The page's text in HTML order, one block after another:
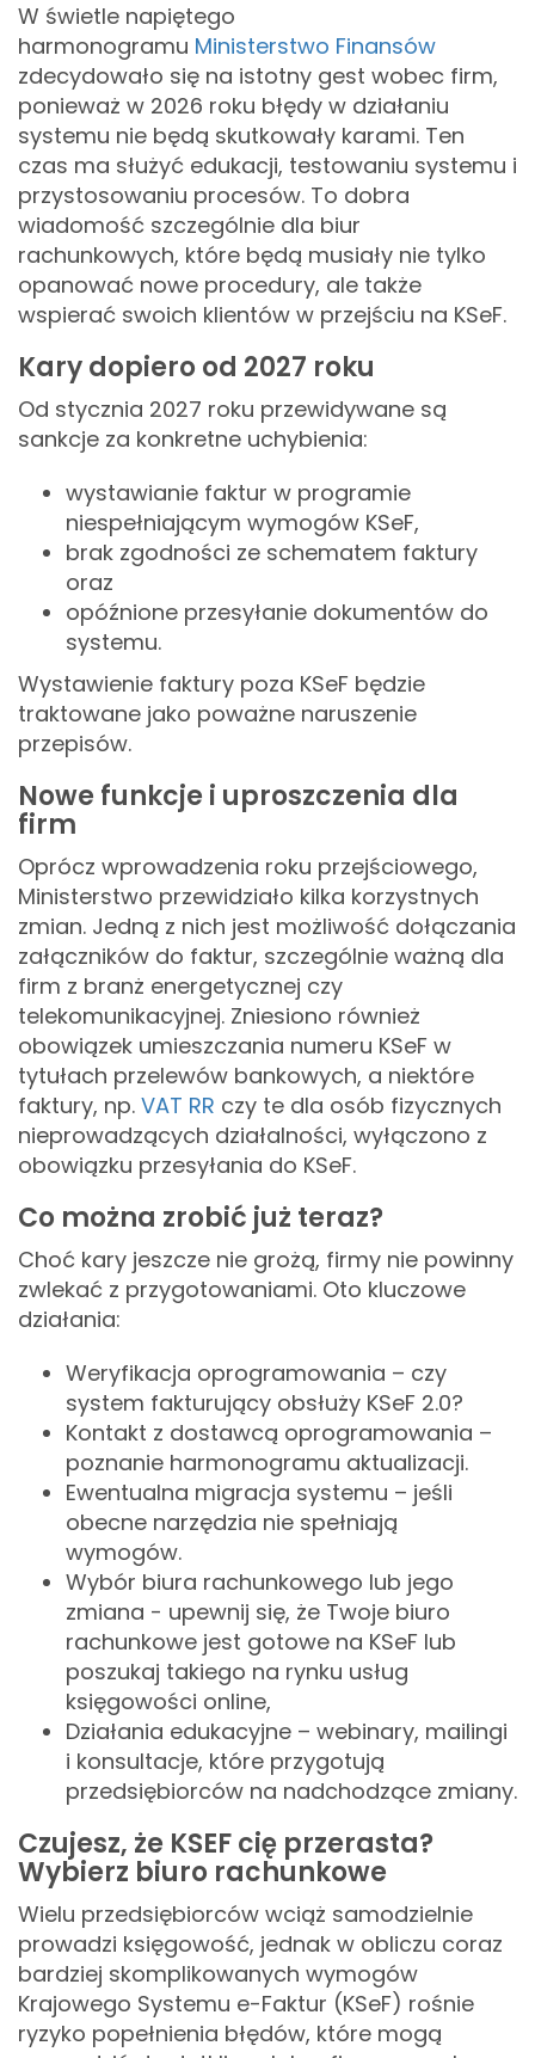
W świetle napiętego
harmonogramu Ministerstwo Finansów
zdecydowało się na istotny gest wobec firm,
ponieważ w 2026 roku błędy w działaniu
systemu nie będą skutkowały karami. Ten
czas ma służyć edukacji, testowaniu systemu i
przystosowaniu procesów. To dobra
wiadomość szczególnie dla biur
rachunkowych, które będą musiały nie tylko
opanować nowe procedury, ale także
wspierać swoich klientów w przejściu na KSeF.
Kary dopiero od 2027 roku
Od stycznia 2027 roku przewidywane są
sankcje za konkretne uchybienia:
wystawianie faktur w programie
niespełniającym wymogów KSeF,
brak zgodności ze schematem faktury
oraz
opóźnione przesyłanie dokumentów do
systemu.
Wystawienie faktury poza KSeF będzie
traktowane jako poważne naruszenie
przepisów.
Nowe funkcje i uproszczenia dla
firm
Oprócz wprowadzenia roku przejściowego,
Ministerstwo przewidziało kilka korzystnych
zmian. Jedną z nich jest możliwość dołączania
załączników do faktur, szczególnie ważną dla
firm z branż energetycznej czy
telekomunikacyjnej. Zniesiono również
obowiązek umieszczania numeru KSeF w
tytułach przelewów bankowych, a niektóre
faktury, np. VAT RR czy te dla osób fizycznych
nieprowadzących działalności, wyłączono z
obowiązku przesyłania do KSeF.
Co można zrobić już teraz?
Choć kary jeszcze nie grożą, firmy nie powinny
zwlekać z przygotowaniami. Oto kluczowe
działania:
Weryfikacja oprogramowania – czy
system fakturujący obsłuży KSeF 2.0?
Kontakt z dostawcą oprogramowania –
poznanie harmonogramu aktualizacji.
Ewentualna migracja systemu – jeśli
obecne narzędzia nie spełniają
wymogów.
Wybór biura rachunkowego lub jego
zmiana - upewnij się, że Twoje biuro
rachunkowe jest gotowe na KSeF lub
poszukaj takiego na rynku usług
księgowości online,
Działania edukacyjne – webinary, mailingi
i konsultacje, które przygotują
przedsiębiorców na nadchodzące zmiany.
Czujesz, że KSEF cię przerasta?
Wybierz biuro rachunkowe
Wielu przedsiębiorców wciąż samodzielnie
prowadzi księgowość, jednak w obliczu coraz
bardziej skomplikowanych wymogów
Krajowego Systemu e-Faktur (KSeF) rośnie
ryzyko popełnienia błędów, które mogą